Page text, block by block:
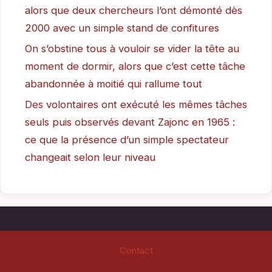
alors que deux chercheurs l’ont démonté dès
2000 avec un simple stand de confitures
On s’obstine tous à vouloir se vider la tête au
moment de dormir, alors que c’est cette tâche
abandonnée à moitié qui rallume tout
Des volontaires ont exécuté les mêmes tâches
seuls puis observés devant Zajonc en 1965 :
ce que la présence d’un simple spectateur
changeait selon leur niveau
Contact